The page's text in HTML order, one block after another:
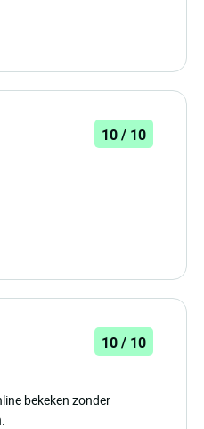
10 / 10
10 / 10
bekeken zonder